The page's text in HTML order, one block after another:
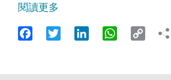
閱讀更多
FacebookTwitter LinkedIn WhatsApp
Copy